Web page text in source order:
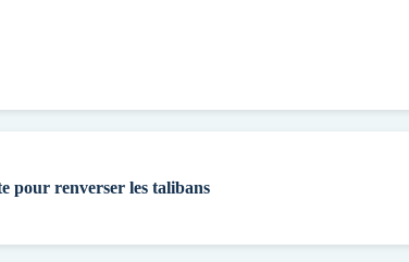
pour renverser les talibans